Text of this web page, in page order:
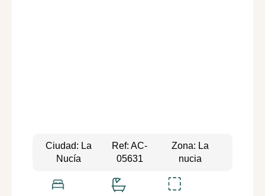
Ciudad: La
Nucía
Ref: AC-
05631
Zona: La
nucia